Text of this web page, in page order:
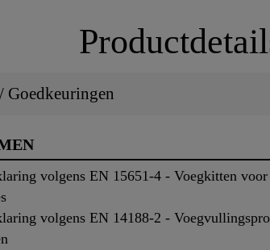
Goedkeuringen
volgens EN 15651-4 - Voegkitten
volgens EN 14188-2 -